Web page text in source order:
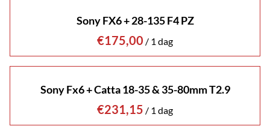
Sony FX6 + 28-135 F4 PZ
/
Sony Fx6 + Catta 18-35 & 35-80mm T2.9
/